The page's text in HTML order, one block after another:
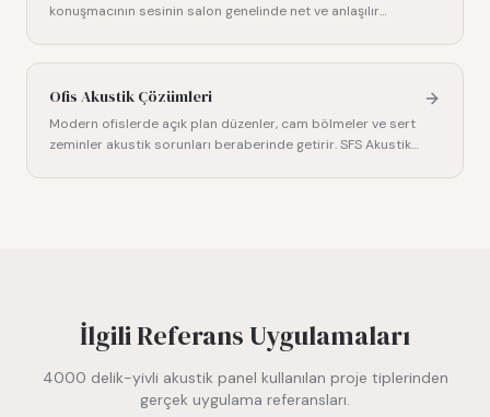
konuşmacının sesinin salon genelinde net ve anlaşılır
Ofis Akustik Çözümleri
Modern ofislerde açık plan düzenler, cam bölmeler ve sert
zeminler akustik sorunları beraberinde getirir. SFS Akustik
İlgili Referans Uygulamaları
4000 delik-yivli akustik panel kullanılan proje tiplerinden
gerçek uygulama referansları.